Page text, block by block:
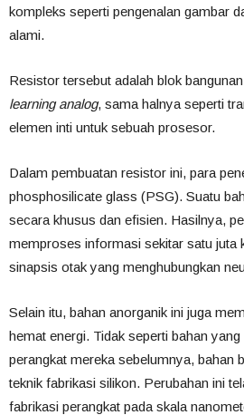
kompleks seperti pengenalan gambar
alami.
Resistor tersebut adalah blok
learning analog, sama halnya seperti
elemen inti untuk sebuah prosesor.
Dalam pembuatan resistor ini, para
phosphosilicate glass (PSG). Suatu
secara khusus dan efisien. Hasilnya,
memproses informasi sekitar satu juta
sinapsis otak yang menghubungkan
Selain itu, bahan anorganik ini juga
hemat energi. Tidak seperti bahan
perangkat mereka sebelumnya, bahan
teknik fabrikasi silikon. Perubahan ini
fabrikasi perangkat pada skala